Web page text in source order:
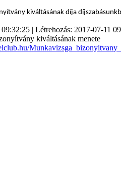
kiváltásának díja
| Létrehozás: 2017-07-11
kiváltásának menete